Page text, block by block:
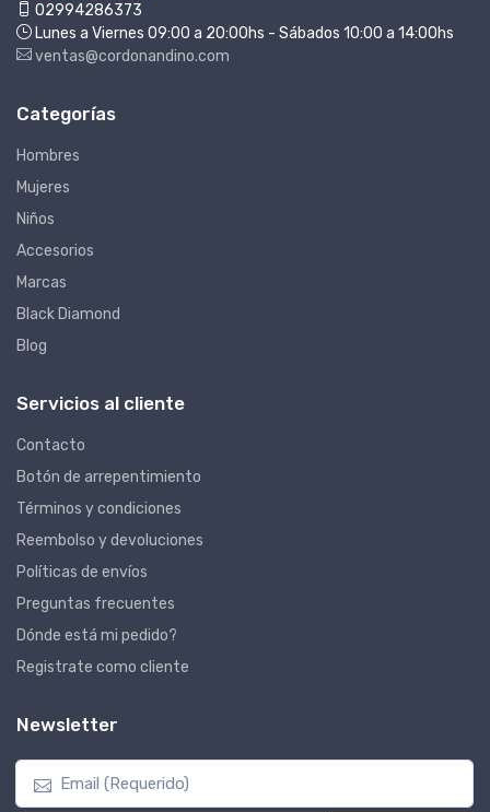
02994286373
Lunes a Viernes 09:00 a 20:00hs - Sábados 10:00 a 14:00hs
ventas@cordonandino.com
Categorías
Hombres
Mujeres
Niños
Accesorios
Marcas
Black Diamond
Blog
Servicios al cliente
Contacto
Botón de arrepentimiento
Términos y condiciones
Reembolso y devoluciones
Políticas de envíos
Preguntas frecuentes
Dónde está mi pedido?
Registrate como cliente
Newsletter